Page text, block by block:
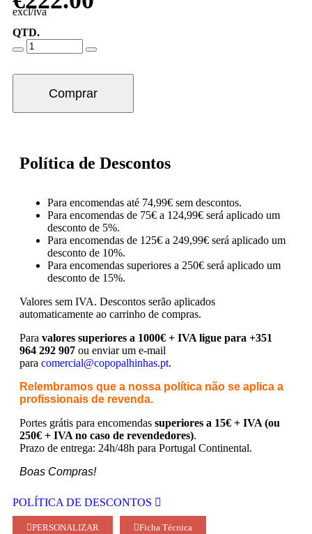
excl/iva
QTD.
Comprar
Política de Descontos
Para encomendas até 74,99€ sem descontos.
Para encomendas de 75€ a 124,99€ será aplicado um
desconto de 5%.
Para encomendas de 125€ a 249,99€ será aplicado um
desconto de 10%.
Para encomendas superiores a 250€ será aplicado um
desconto de 15%.
Valores sem IVA. Descontos serão aplicados
automaticamente ao carrinho de compras.
Para valores superiores a 1000€ + IVA ligue para +351
964 292 907 ou enviar um e-mail
para comercial@copopalhinhas.pt.
Relembramos que a nossa política não se aplica a
profissionais de revenda.
Portes grátis para encomendas superiores a 15€ + IVA (ou
250€ + IVA no caso de revendedores).
Prazo de entrega: 24h/48h para Portugal Continental.
Boas Compras!
POLÍTICA DE DESCONTOS
PERSONALIZAR Ficha Técnica